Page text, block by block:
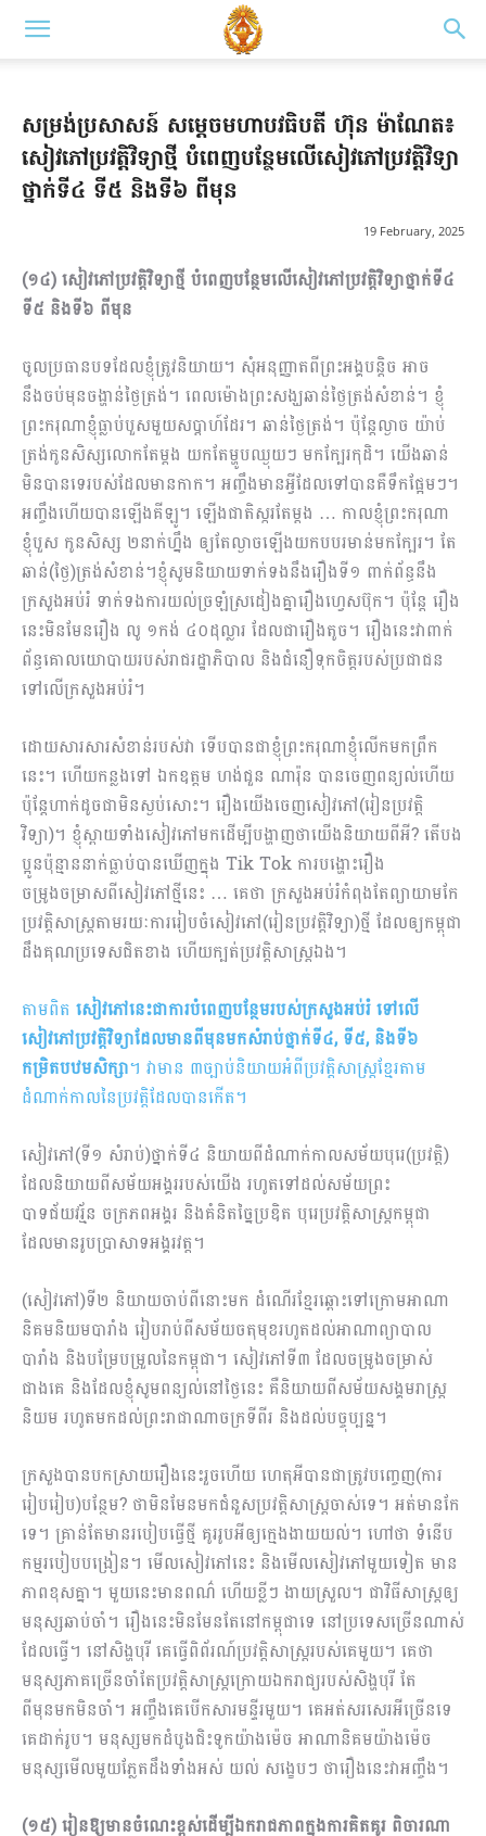
សម្រង់ប្រសាសន៍ សម្តេចមហាបវធិបតី ហ៊ុន ម៉ាណែត៖
សៀវភៅប្រវត្តិវិទ្យាថ្មី បំពេញបន្ថែមលើសៀវភៅប្រវត្តិវិទ្យា
ថ្នាក់ទី៤ ទី៥ និងទី៦ ពីមុន
19 February, 2025
(១៤) សៀវភៅប្រវត្តិវិទ្យាថ្មី បំពេញបន្ថែមលើសៀវភៅប្រវត្តិវិទ្យាថ្នាក់ទី៤
ទី៥ និងទី៦ ពីមុន
ចូលប្រធានបទដែលខ្ញុំត្រូវនិយាយ។ សុំអនុញ្ញាតពីព្រះអង្គបន្តិច អាច
នឹងចប់មុនចង្ហាន់ថ្ងៃត្រង់។ ពេលម៉ោងព្រះសង្ឃឆាន់ថ្ងៃត្រង់សំខាន់។ ខ្ញុំ
ព្រះករុណាខ្ញុំធ្លាប់បួសមួយសប្ដាហ៍ដែរ។ ឆាន់ថ្ងៃត្រង់។ ប៉ុន្តែល្ងាច យ៉ាប់
ត្រង់កូនសិស្សលោកតែម្ដង យកតែម្ហូបឈ្ងុយៗ មកក្បែរកុដិ។ យើងឆាន់
មិនបានទេរបស់ដែលមានកាក។ អញ្ចឹងមានអ្វីដែលទៅបានគឺទឹកផ្អែមៗ។
អញ្ចឹងហើយបានឡើងគីឡូ។ ឡើងជាតិស្ករតែម្ដង … កាលខ្ញុំព្រះករុណា
ខ្ញុំបួស កូនសិស្ស ២នាក់ហ្នឹង ឲ្យតែល្ងាចឡើងយកបបរមាន់មកក្បែរ។ តែ
ឆាន់(ថ្ងៃ)ត្រង់សំខាន់។ខ្ញុំសូមនិយាយទាក់ទងនឹងរឿងទី១ ពាក់ព័ន្ធនឹង
ក្រសួងអប់រំ ទាក់ទងការយល់ច្រឡំស្រដៀងគ្នារឿងហ្វេសប៊ុក។ ប៉ុន្តែ រឿង
នេះមិនមែនរឿង លូ ១កង់ ៤០ដុល្លារ ដែលជារឿងតូច។ រឿងនេះវាពាក់
ព័ន្ធគោលយោបាយរបស់រាជរដ្ឋាភិបាល និងជំនឿទុកចិត្តរបស់ប្រជាជន
ទៅលើក្រសួងអប់រំ។
ដោយសារសារសំខាន់របស់វា ទើបបានជាខ្ញុំព្រះករុណាខ្ញុំលើកមកព្រឹក
នេះ។ ហើយកន្លងទៅ ឯកឧត្ដម ហង់ជួន ណារ៉ុន បានចេញពន្យល់ហើយ
ប៉ុន្តែហាក់ដូចជាមិនស្ងប់សោះ។ រឿងយើងចេញសៀវភៅ(រៀនប្រវត្តិ
វិទ្យា)។ ខ្ញុំស្ពាយទាំងសៀវភៅមកដើម្បីបង្ហាញថាយើងនិយាយពីអី? តើបង
ប្អូនប៉ុន្មាននាក់ធ្លាប់បានឃើញក្នុង Tik Tok ការបង្ហោះរឿង
ចម្រូងចម្រាសពីសៀវភៅថ្មីនេះ … គេថា ក្រសួងអប់រំកំពុងតែព្យាយាមកែ
ប្រវត្តិសាស្រ្តតាមរយៈការរៀបចំសៀវភៅ(រៀនប្រវត្តិវិទ្យា)ថ្មី ដែលឲ្យកម្ពុជា
ដឹងគុណប្រ​ទេសជិតខាង ហើយក្បត់ប្រវត្តិសាស្រ្តឯង។
តាមពិត សៀវភៅនេះជាការបំពេញបន្ថែមរបស់ក្រសួងអប់រំ ទៅលើ
សៀវភៅប្រវត្តិវិទ្យាដែលមានពីមុនមកសំរាប់ថ្នាក់ទី៤, ទី៥, និងទី៦
កម្រិតបឋមសិក្សា។ វាមាន ៣ច្បាប់និយាយអំពីប្រវត្តិសាស្រ្តខ្មែរតាម
ដំណាក់កាលនៃប្រវត្តិដែលបានកើត។
សៀវភៅ(ទី១ សំរាប់)ថ្នាក់ទី៤ និយាយពីដំណាក់កាលសម័យបុរេ(ប្រវត្តិ)
ដែលនិយាយពីសម័យអង្គររបស់យើង រហូតទៅដល់សម័យព្រះ
បាទជ័យវរ្ម័ន ចក្រភពអង្គរ និងគំនិតច្នៃប្រឌិត បុរេប្រវត្តិសាស្រ្តកម្ពុជា
ដែលមានរូបប្រាសាទអង្គរវត្ត។
(សៀវភៅ)ទី២ និយាយចាប់ពីនោះមក ដំណើរខ្មែរឆ្ពោះទៅក្រោមអាណា
និគមនិយមបារាំង រៀបរាប់ពីសម័យចតុមុខរហូតដល់អាណាព្យាបាល
បារាំង និងបម្រែបម្រួលនៃកម្ពុជា។ សៀវភៅទី៣ ដែលចម្រូងចម្រាស់
ជាងគេ និងដែលខ្ញុំសូមពន្យល់នៅថ្ងៃនេះ គឺនិយាយពីសម័យសង្គមរាស្រ្ត
និយម រហូតមកដល់ព្រះរាជាណាចក្រទីពីរ និងដល់បច្ចុប្បន្ន។
ក្រសួងបានបកស្រាយរឿងនេះរួចហើយ ហេតុអីបានជាត្រូវបញ្ចេញ(ការ
រៀបរៀប)បន្ថែម? ថាមិនមែនមកជំ​នួសប្រវត្តិសាស្រ្តចាស់ទេ។ អត់មានកែ
ទេ។ គ្រាន់តែមានរបៀបធ្វើថ្មី គូររូបអីឲ្យក្មេងងាយយល់។ ហៅថា ទំនើប
កម្មរបៀបបង្រៀន។ មើលសៀវភៅនេះ និងមើលសៀវភៅមួយទៀត មាន
ភាពខុសគ្នា។ មួយនេះមានពណ៌ ហើយខ្លីៗ ងាយស្រួល។ ជាវិធីសាស្រ្តឲ្យ
មនុស្សឆាប់ចាំ។ រឿងនេះមិនមែនតែនៅកម្ពុជាទេ នៅប្រទេសច្រើនណាស់
ដែលធ្វើ។ នៅសិង្ហបុរី គេធ្វើពិព័រណ៍ប្រវត្តិសាស្រ្តរបស់គេមួយ។ គេថា
មនុស្ស​ភាគច្រើនចាំតែប្រវត្តិសាស្រ្តក្រោយឯករាជ្យរបស់សិង្ហបុរី តែ
ពីមុនមកមិនចាំ។ អញ្ចឹងគេបើកសារមន្ទីរមួយ។ គេអត់សរសេរអីច្រើនទេ
គេដាក់រូប។ មនុស្សមកដំបូងជិះទូកយ៉ាងម៉េច អាណានិគមយ៉ាងម៉េច
មនុស្សមើលមួយភ្លែតដឹងទាំងអស់ យល់ សង្ខេបៗ ថារឿងនេះវាអញ្ចឹង។
(១៥) រៀនឱ្យមានចំណេះខ្ពស់ដើម្បីឯករាជភាពក្នុងការគិតគូរ ពិចារណា